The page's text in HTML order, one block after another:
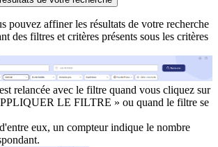
pouvez affiner les résultats de votre recherche
des filtres et critères présents sous les critères
relancée avec le filtre quand vous cliquez sur
LE FILTRE » ou quand le filtre se
eux, un compteur indique le nombre